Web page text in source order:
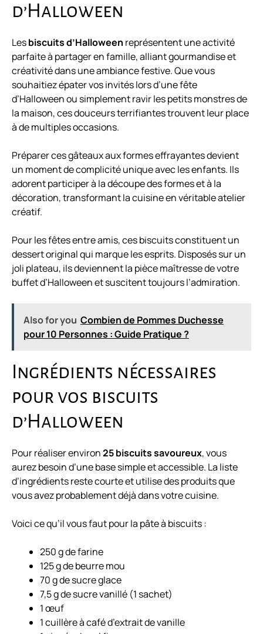
d’Halloween
Lesbiscuits d’Halloween représentent une activité
parfaite à partager en famille, alliant gourmandise et
créativité dans une ambiance festive. Que vous
souhaitiez épater vos invités lors d’une fête
d’Halloween ou simplement ravir les petits monstres de
la maison, ces douceurs terrifiantes trouvent leur place
à de multiples occasions.
Préparer ces gâteaux aux formes effrayantes devient
un moment de complicité unique avec les enfants. Ils
adorent participer à la découpe des formes et à la
décoration, transformant la cuisine en véritable atelier
créatif.
Pour les fêtes entre amis, ces biscuits constituent un
dessert original qui marque les esprits. Disposés sur un
joli plateau, ils deviennent la pièce maîtresse de votre
buffet d’Halloween et suscitent toujours l’admiration.
Also for you Combien de Pommes Duchesse
pour 10 Personnes : Guide Pratique ?
Ingrédients nécessaires
pour vos biscuits
d’Halloween
Pour réaliser environ25 biscuits savoureux, vous
aurez besoin d’une base simple et accessible. La liste
d’ingrédients reste courte et utilise des produits que
vous avez probablement déjà dans votre cuisine.
Voici ce qu’il vous faut pour la pâte à biscuits :
250 g de farine
125 g de beurre mou
70 g de sucre glace
7,5 g de sucre vanillé (1 sachet)
1 œuf
1 cuillère à café d’extrait de vanille